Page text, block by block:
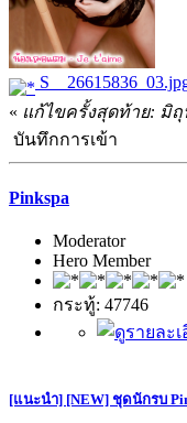
« แก้ไขครั้งสุดท้าย: มิถุน
บันทึกการเข้า
Pinkspa
Moderator
Hero Member
กระทู้: 47746
[แนะนำ] [NEW] ชุดนักรบ